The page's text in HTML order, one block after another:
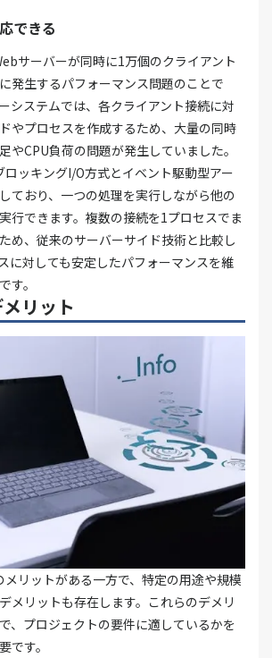
できる
サーバーが同時に1万個のクライアント
発生するパフォーマンス問題のことで
システムでは、各クライアント接続に対
やプロセスを作成するため、大量の同時
やCPU負荷の問題が発生していました。
ッキングI/O方式とイベント駆動型アー
ており、一つの処理を実行しながら他の
行できます。複数の接続を1プロセスでま
め、従来のサーバーサイド技術と比較し
に対しても安定したパフォーマンスを維
す。
リット
リットがある一方で、特定の用途や規模
メリットも存在します。これらのデメリ
、プロジェクトの要件に適しているかを
です。